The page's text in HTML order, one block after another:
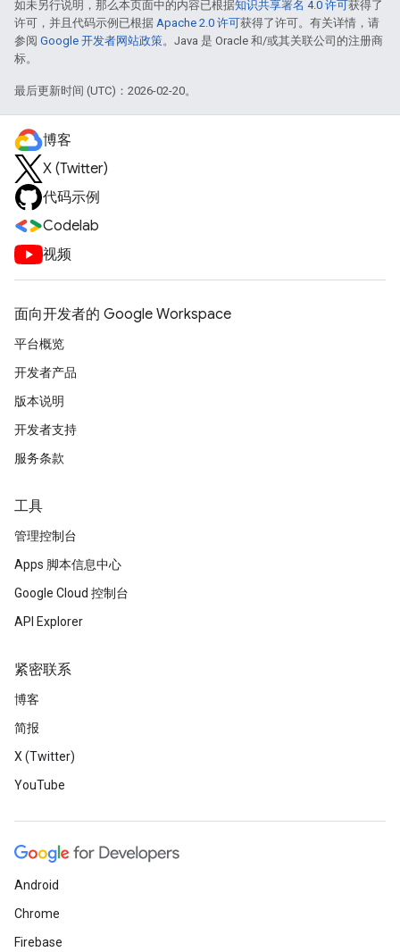
如未另行说明，那么本页面中的内容已根据知识共享署名 4.0 许可获得了
许可，并且代码示例已根据 Apache 2.0 许可获得了许可。有关详情，请
参阅 Google 开发者网站政策。Java 是 Oracle 和/或其关联公司的注册商
标。
最后更新时间 (UTC)：2026-02-20。
博客
X (Twitter)
代码示例
Codelab
视频
面向开发者的 Google Workspace
平台概览
开发者产品
版本说明
开发者支持
服务条款
工具
管理控制台
Apps 脚本信息中心
Google Cloud 控制台
API Explorer
紧密联系
博客
简报
X (Twitter)
YouTube
Android
Chrome
Firebase